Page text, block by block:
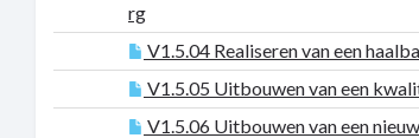
rg
V1.5.04 Realiseren van een
V1.5.05 Uitbouwen van een
V1.5.06 Uitbouwen van een